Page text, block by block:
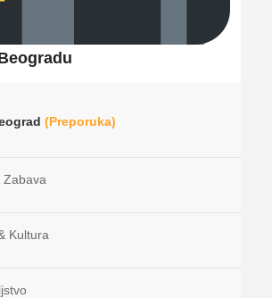
(Preporuka)
Zabava
Kultura